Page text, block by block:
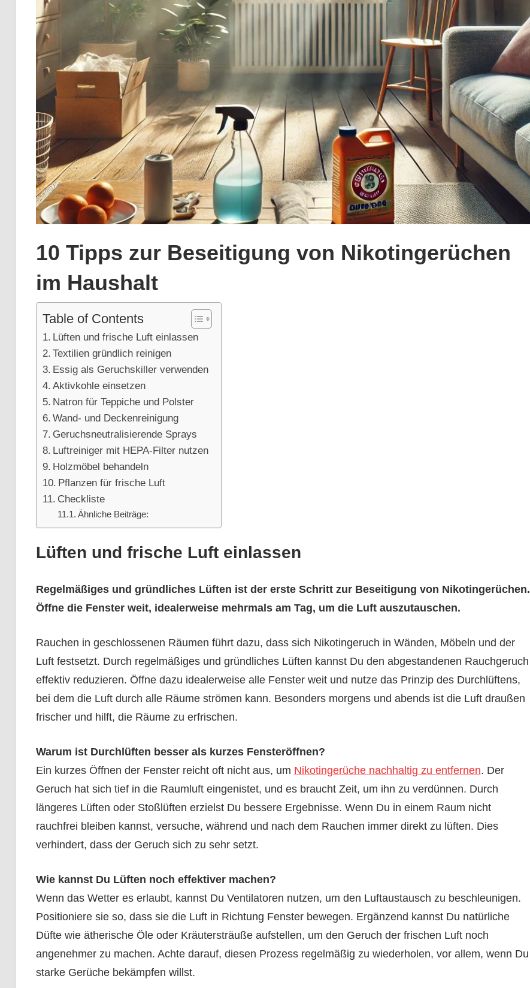
10 Tipps zur Beseitigung von Nikotingerüchen
im Haushalt
Table of Contents
Lüften und frische Luft einlassen
Textilien gründlich reinigen
Essig als Geruchskiller verwenden
Aktivkohle einsetzen
Natron für Teppiche und Polster
Wand- und Deckenreinigung
Geruchsneutralisierende Sprays
Luftreiniger mit HEPA-Filter nutzen
Holzmöbel behandeln
Pflanzen für frische Luft
Checkliste
Ähnliche Beiträge:
Lüften und frische Luft einlassen
Regelmäßiges und gründliches Lüften ist der erste Schritt zur Beseitigung von Nikotingerüchen.
Öffne die Fenster weit, idealerweise mehrmals am Tag, um die Luft auszutauschen.
Rauchen in geschlossenen Räumen führt dazu, dass sich Nikotingeruch in Wänden, Möbeln und der
Luft festsetzt. Durch regelmäßiges und gründliches Lüften kannst Du den abgestandenen Rauchgeruch
effektiv reduzieren. Öffne dazu idealerweise alle Fenster weit und nutze das Prinzip des Durchlüftens,
bei dem die Luft durch alle Räume strömen kann. Besonders morgens und abends ist die Luft draußen
frischer und hilft, die Räume zu erfrischen.
Warum ist Durchlüften besser als kurzes Fensteröffnen?
Ein kurzes Öffnen der Fenster reicht oft nicht aus, um Nikotingerüche nachhaltig zu entfernen. Der
Geruch hat sich tief in die Raumluft eingenistet, und es braucht Zeit, um ihn zu verdünnen. Durch
längeres Lüften oder Stoßlüften erzielst Du bessere Ergebnisse. Wenn Du in einem Raum nicht
rauchfrei bleiben kannst, versuche, während und nach dem Rauchen immer direkt zu lüften. Dies
verhindert, dass der Geruch sich zu sehr setzt.
Wie kannst Du Lüften noch effektiver machen?
Wenn das Wetter es erlaubt, kannst Du Ventilatoren nutzen, um den Luftaustausch zu beschleunigen.
Positioniere sie so, dass sie die Luft in Richtung Fenster bewegen. Ergänzend kannst Du natürliche
Düfte wie ätherische Öle oder Kräutersträuße aufstellen, um den Geruch der frischen Luft noch
angenehmer zu machen. Achte darauf, diesen Prozess regelmäßig zu wiederholen, vor allem, wenn Du
starke Gerüche bekämpfen willst.